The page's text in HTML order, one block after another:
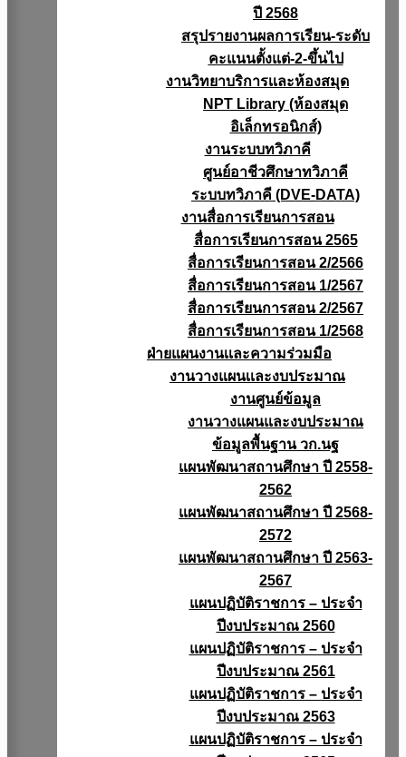
ปี 2568
สรุปรายงานผลการเรียน-ระดับ
คะแนนตั้งแต่-2-ขึ้นไป
งานวิทยาบริการเเละห้องสมุด
NPT Library (ห้องสมุด
อิเล็กทรอนิกส์)
งานระบบทวิภาคี
ศูนย์อาชีวศึกษาทวิภาคี
ระบบทวิภาคี (DVE-DATA)
งานสื่อการเรียนการสอน
สื่อการเรียนการสอน 2565
สื่อการเรียนการสอน 2/2566
สื่อการเรียนการสอน 1/2567
สื่อการเรียนการสอน 2/2567
สื่อการเรียนการสอน 1/2568
ฝ่ายแผนงานเเละความร่วมมือ
งานวางแผนเเละงบประมาณ
งานศูนย์ข้อมูล
งานวางแผนและงบประมาณ
ข้อมูลพื้นฐาน วก.นฐ
แผนพัฒนาสถานศึกษา ปี 2558-
2562
แผนพัฒนาสถานศึกษา ปี 2568-
2572
แผนพัฒนาสถานศึกษา ปี 2563-
2567
แผนปฏิบัติราชการ – ประจำ
ปีงบประมาณ 2560
แผนปฏิบัติราชการ – ประจำ
ปีงบประมาณ 2561
แผนปฏิบัติราชการ – ประจำ
ปีงบประมาณ 2563
แผนปฏิบัติราชการ – ประจำ